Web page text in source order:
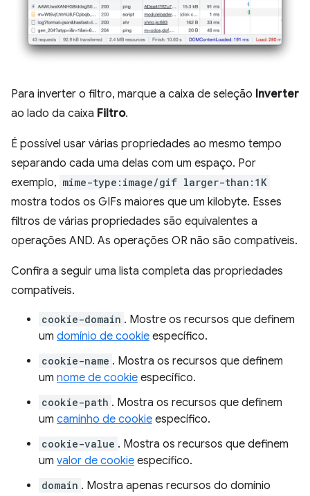
Para inverter o filtro, marque a caixa de seleção Inverter
ao lado da caixa Filtro.
É possível usar várias propriedades ao mesmo tempo
separando cada uma delas com um espaço. Por
exemplo, mime-type:image/gif larger-than:1K
mostra todos os GIFs maiores que um kilobyte. Esses
filtros de várias propriedades são equivalentes a
operações AND. As operações OR não são compatíveis.
Confira a seguir uma lista completa das propriedades
compatíveis.
cookie-domain . Mostre os recursos que definem
um domínio de cookie específico.
cookie-name . Mostra os recursos que definem
um nome de cookie específico.
cookie-path . Mostra os recursos que definem
um caminho de cookie específico.
cookie-value . Mostra os recursos que definem
um valor de cookie específico.
domain . Mostra apenas recursos do domínio